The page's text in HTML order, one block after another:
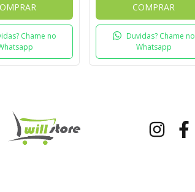
Chame no
COMPRAR
Duvidas? Chame no
Whatsapp